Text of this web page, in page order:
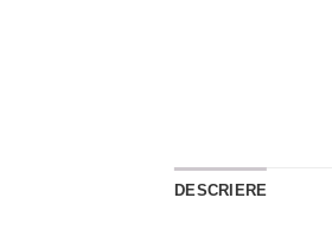
DESCRIERE